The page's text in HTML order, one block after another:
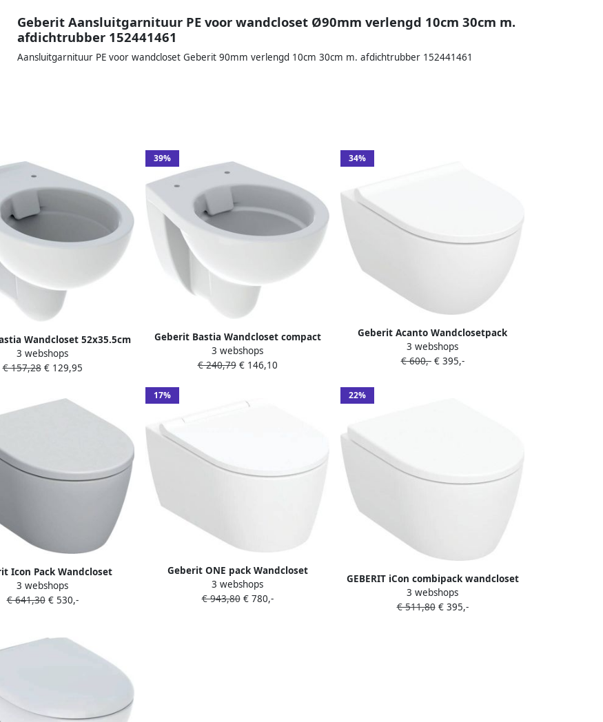
Geberit Aansluitgarnituur PE voor wandcloset Ø90mm verlengd 10cm 30cm m.
afdichtrubber 152441461
Aansluitgarnituur PE voor wandcloset Geberit 90mm verlengd 10cm 30cm m. afdichtrubber 152441461
Wandcloset 52x35.5cm
rimfree wit 501.649.00.1
3 webshops
€ 157,28€ 129,95
39%
Geberit Bastia Wandcloset compact
diepspoel 35.5x48x33.5cm rimfree wit
501.650.00.1
3 webshops
€ 240,79€ 146,10
34%
Geberit Acanto Wandclosetpack
diepspoel- turboflush 36x53cm
closetzitting softclose -quick release
3 webshops
€ 600,-€ 395,-
Icon Pack Wandcloset
closetzitting rimfree
quickrelease mat wit
3 webshops
€ 641,30€ 530,-
17%
Geberit ONE pack Wandcloset
diepspoel turboflush 37x54cm
closetzitting Designafdekking
3 webshops
€ 943,80€ 780,-
22%
GEBERIT iCon combipack wandcloset
49cm compact gesloten vorm RF incl
zitting SC QRL wit 502381001
3 webshops
€ 511,80€ 395,-